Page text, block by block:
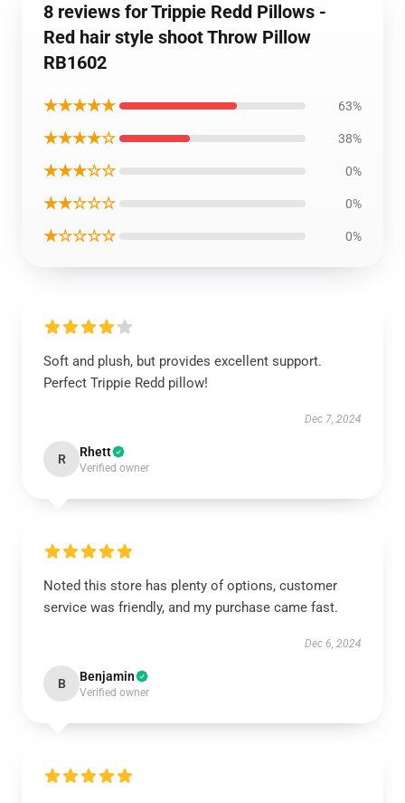
8 reviews for Trippie Redd Pillows -
Red hair style shoot Throw Pillow
RB1602
★★★★★ 63%
★★★★☆ 38%
★★★☆☆ 0%
★★☆☆☆ 0%
★☆☆☆☆ 0%
Soft and plush, but provides excellent support.
Perfect Trippie Redd pillow!
Dec 7, 2024
R Rhett
Verified owner
Noted this store has plenty of options, customer
service was friendly, and my purchase came fast.
Dec 6, 2024
B Benjamin
Verified owner